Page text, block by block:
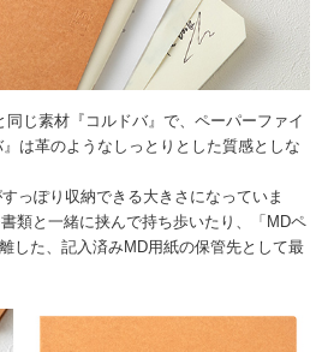
じ素材『コルドバ』で、ペーパーファイ
は革のようなしっとりとした質感としな
っぽり収納できる大きさになっていま
類と一緒に挟んで持ち歩いたり、「MDペ
した、記入済みMD用紙の保管先として最